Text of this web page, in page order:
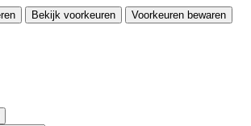
Bekijk voorkeuren Voorkeuren bewaren